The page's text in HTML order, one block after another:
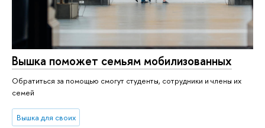
​​Вышка поможет семьям мобилизованных
Обратиться за помощью смогут студенты, сотрудники и члены их
семей
Вышка для своих